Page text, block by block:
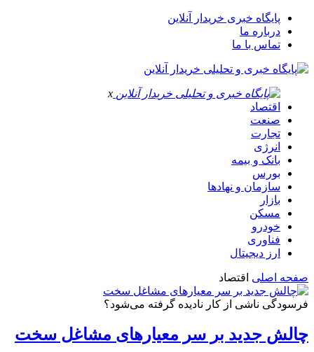
پایگاه خبری خریدار آنلاین
درباره ما
تماس با ما
x
اقتصاد
صنعت
تجارت
انرژی
بانک و بیمه
بورس
سازمان و نهادها
بازار
مسکن
خودرو
فناوری
ارز دیجیتال
صفحه اصلی اقتصاد
فرسودگی ناشی از کار نادیده گرفته می‌شود؟
چالش جدید بر سر معیارهای مشاغل سخت